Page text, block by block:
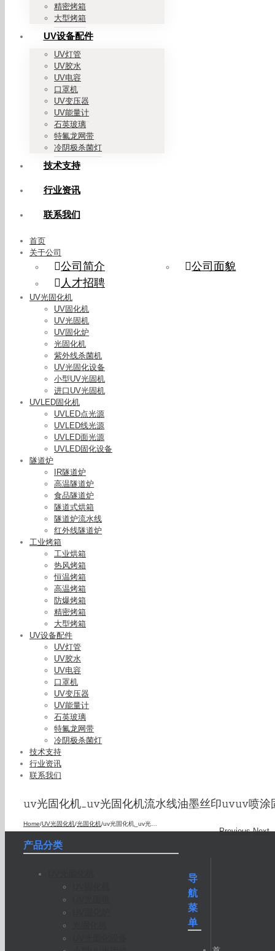
精密烤箱
大型烤箱
UV设备配件
UV灯管
UV胶水
UV电容
口罩机
UV变压器
UV能量计
石英玻璃
特氟龙网带
冷阴极杀菌灯
技术支持
行业资讯
联系我们
首页
关于公司
公司简介
公司面貌
人才招聘
UV光固化机
UV固化机
UV光固机
UV固化炉
光固化机
紫外线杀菌机
UV光固化设备
小型UV光固机
进口UV光固机
UVLED固化机
UVLED点光源
UVLED线光源
UVLED面光源
UVLED固化设备
隧道炉
IR隧道炉
高温隧道炉
食品隧道炉
隧道式烘箱
隧道炉流水线
红外线隧道炉
工业烤箱
工业烘箱
热风烤箱
恒温烤箱
高温烤箱
防爆烤箱
精密烤箱
大型烤箱
UV设备配件
UV灯管
UV胶水
UV电容
口罩机
UV变压器
UV能量计
石英玻璃
特氟龙网带
冷阴极杀菌灯
技术支持
行业资讯
联系我们
uv光固化机_uv光固化机流水线油墨丝印uvuv喷涂
Home/UV光固化机/光固化机/uv光固化机_uv光固化机流水线油墨丝印uvuv喷涂固化
Previous Next
产品分类
导
航
菜
单